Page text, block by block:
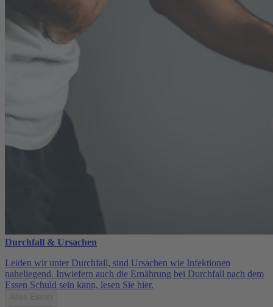
Durchfall & Ursachen
Leiden wir unter Durchfall, sind Ursachen wie Infektionen
naheliegend. Inwiefern auch die Ernährung bei Durchfall nach dem
Essen Schuld sein kann, lesen Sie hier.